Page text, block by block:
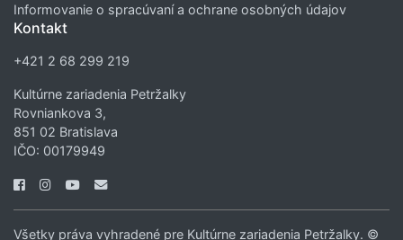
Informovanie o spracúvaní a ochrane osobných údajov
Kontakt
+421 2 68 299 219
Kultúrne zariadenia Petržalky
Rovniankova 3,
851 02 Bratislava
IČO: 00179949
Všetky práva vyhradené pre Kultúrne zariadenia Petržalky. ©